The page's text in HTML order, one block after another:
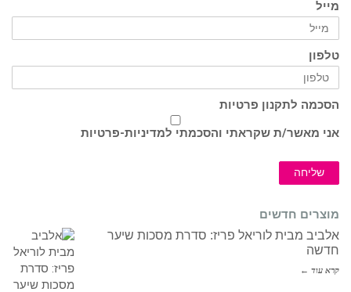
מייל
טלפון
הסכמה לתקנון פרטיות
אני מאשר/ת שקראתי והסכמתי למדיניות-פרטיות
שליחה
מוצרים חדשים
אלביב מבית לוריאל פריז: סדרת מסכות שיער
חדשה
קרא עוד ←